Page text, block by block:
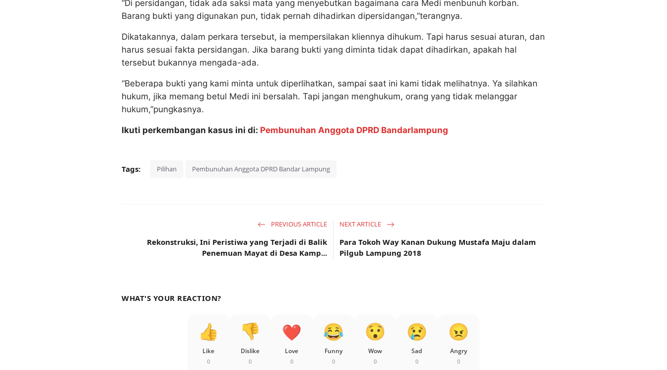
“Di persidangan, tidak ada saksi mata yang menyebutkan bagaimana cara Medi menbunuh korban.
Barang bukti yang digunakan pun, tidak pernah dihadirkan dipersidangan,”terangnya.
Dikatakannya, dalam perkara tersebut, ia mempersilakan kliennya dihukum. Tapi harus sesuai aturan, dan
harus sesuai fakta persidangan. Jika barang bukti yang diminta tidak dapat dihadirkan, apakah hal
tersebut bukannya mengada-ada.
“Beberapa bukti yang kami minta untuk diperlihatkan, sampai saat ini kami tidak melihatnya. Ya silahkan
hukum, jika memang betul Medi ini bersalah. Tapi jangan menghukum, orang yang tidak melanggar
hukum,”pungkasnya.
Ikuti perkembangan kasus ini di: Pembunuhan Anggota DPRD Bandarlampung
Tags: Pilihan Pembunuhan Anggota DPRD Bandar Lampung
PREVIOUS ARTICLE
Rekonstruksi, Ini Peristiwa yang Terjadi di Balik
Penemuan Mayat di Desa Kamp...
NEXT ARTICLE
Para Tokoh Way Kanan Dukung Mustafa Maju dalam
Pilgub Lampung 2018
WHAT'S YOUR REACTION?
Like
0
Dislike
0
Love
0
Funny
0
Wow
0
Sad
0
Angry
0